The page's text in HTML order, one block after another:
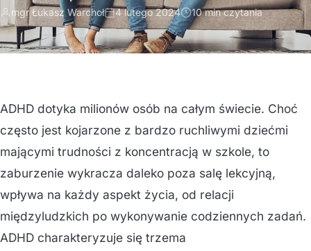
mgr Łukasz Warchoł 4 lutego 2024 10 min czytania
ADHD dotyka milionów osób na całym świecie. Choć
często jest kojarzone z bardzo ruchliwymi dziećmi
mającymi trudności z koncentracją w szkole, to
zaburzenie wykracza daleko poza salę lekcyjną,
wpływa na każdy aspekt życia, od relacji
międzyludzkich po wykonywanie codziennych zadań.
ADHD charakteryzuje się trzema